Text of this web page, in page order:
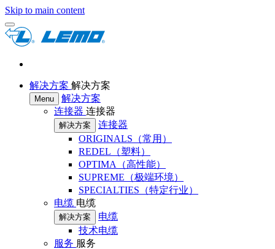
Skip to main content
解决方案 解决方案
Menu
解决方案
连接器 连接器
解决方案
连接器
ORIGINALS（常用）
REDEL（塑料）
OPTIMA（高性能）
SUPREME（极端环境）
SPECIALTIES（特定行业）
电缆 电缆
解决方案
电缆
技术电缆
服务 服务